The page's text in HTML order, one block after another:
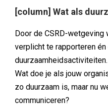
[column] Wat als
Door de CSRD-
verplicht te rapporteren
Wat doe je als jouw
zo duurzaam is, maar nu
communiceren?